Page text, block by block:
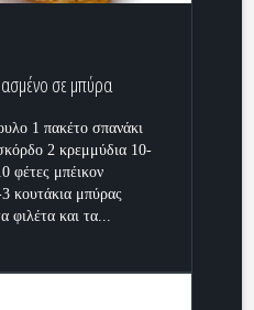
σε μπύρα
1 πακέτο σπανάκι
2 κρεμμύδια 10-
φέτες μπέικον
κουτάκια μπύρας
φιλέτα και τα...